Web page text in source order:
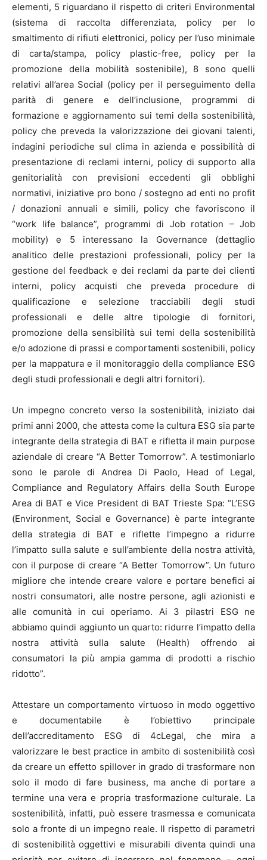
elementi, 5 riguardano il rispetto di criteri Environmental
(sistema di raccolta differenziata, policy per lo
smaltimento di rifiuti elettronici, policy per l’uso minimale
di carta/stampa, policy plastic-free, policy per la
promozione della mobilità sostenibile), 8 sono quelli
relativi all’area Social (policy per il perseguimento della
parità di genere e dell’inclusione, programmi di
formazione e aggiornamento sui temi della sostenibilità,
policy che preveda la valorizzazione dei giovani talenti,
indagini periodiche sul clima in azienda e possibilità di
presentazione di reclami interni, policy di supporto alla
genitorialità con previsioni eccedenti gli obblighi
normativi, iniziative pro bono / sostegno ad enti no profit
/ donazioni annuali e simili, policy che favoriscono il
“work life balance”, programmi di Job rotation – Job
mobility) e 5 interessano la Governance (dettaglio
analitico delle prestazioni professionali, policy per la
gestione del feedback e dei reclami da parte dei clienti
interni, policy acquisti che preveda procedure di
qualificazione e selezione tracciabili degli studi
professionali e delle altre tipologie di fornitori,
promozione della sensibilità sui temi della sostenibilità
e/o adozione di prassi e comportamenti sostenibili, policy
per la mappatura e il monitoraggio della compliance ESG
degli studi professionali e degli altri fornitori).
Un impegno concreto verso la sostenibilità, iniziato dai
primi anni 2000, che attesta come la cultura ESG sia parte
integrante della strategia di BAT e rifletta il main purpose
aziendale di creare “A Better Tomorrow”. A testimoniarlo
sono le parole di Andrea Di Paolo, Head of Legal,
Compliance and Regulatory Affairs della South Europe
Area di BAT e Vice President di BAT Trieste Spa: “L’ESG
(Environment, Social e Governance) è parte integrante
della strategia di BAT e riflette l’impegno a ridurre
l’impatto sulla salute e sull’ambiente della nostra attività,
con il purpose di creare “A Better Tomorrow”. Un futuro
migliore che intende creare valore e portare benefici ai
nostri consumatori, alle nostre persone, agli azionisti e
alle comunità in cui operiamo. Ai 3 pilastri ESG ne
abbiamo quindi aggiunto un quarto: ridurre l’impatto della
nostra attività sulla salute (Health) offrendo ai
consumatori la più ampia gamma di prodotti a rischio
ridotto”.
Attestare un comportamento virtuoso in modo oggettivo
e documentabile è l’obiettivo principale
dell’accreditamento ESG di 4cLegal, che mira a
valorizzare le best practice in ambito di sostenibilità così
da creare un effetto spillover in grado di trasformare non
solo il modo di fare business, ma anche di portare a
termine una vera e propria trasformazione culturale. La
sostenibilità, infatti, può essere trasmessa e comunicata
solo a fronte di un impegno reale. Il rispetto di parametri
di sostenibilità oggettivi e misurabili diventa quindi una